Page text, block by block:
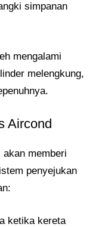
simpanan
mengalami
melengkung,
Aircond
memberi
penyejukan
ketika kereta